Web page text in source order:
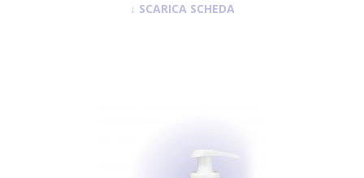
↓ SCARICA SCHEDA